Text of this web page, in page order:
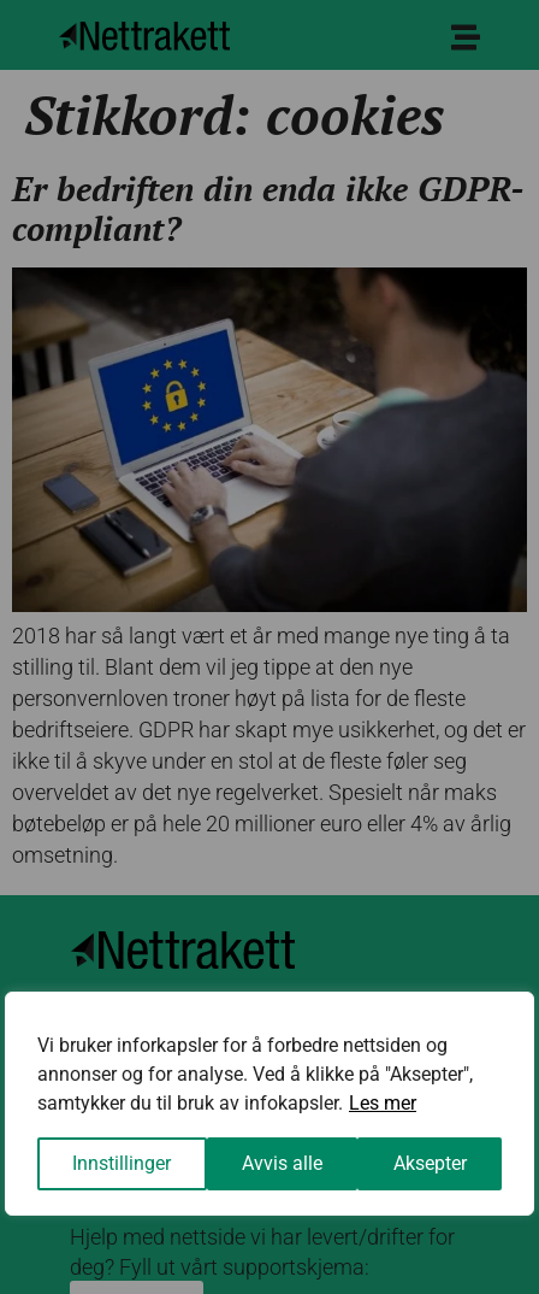
Vi bruker inforkapsler for å forbedre nettsiden og
annonser og for analyse. Ved å klikke på "Aksepter",
samtykker du til bruk av infokapsler. Les mer
Innstillinger Avvis alle Aksepter
Stikkord: cookies
Er bedriften din enda ikke GDPR-
compliant?
2018 har så langt vært et år med mange nye ting å ta
stilling til. Blant dem vil jeg tippe at den nye
personvernloven troner høyt på lista for de fleste
bedriftseiere. GDPR har skapt mye usikkerhet, og det er
ikke til å skyve under en stol at de fleste føler seg
overveldet av det nye regelverket. Spesielt når maks
bøtebeløp er på hele 20 millioner euro eller 4% av årlig
omsetning.
Kontakt oss
kontakt@nettrakett.no
Hjelp med nettside vi har levert/drifter for
deg? Fyll ut vårt supportskjema: